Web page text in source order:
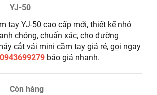
YJ-50
tay YJ-50 cao cấp mới, thiết kế nhỏ
chóng, chuẩn xác, cho đường
cắt vải mini cầm tay giá rẻ, gọi ngay
báo giá nhanh.
Còn hàng